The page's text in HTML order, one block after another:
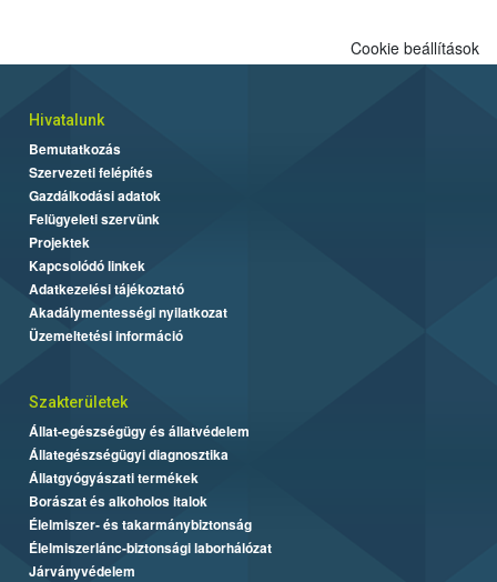
Cookie beállítások
Hivatalunk
Bemutatkozás
Szervezeti felépítés
Gazdálkodási adatok
Felügyeleti szervünk
Projektek
Kapcsolódó linkek
Adatkezelési tájékoztató
Akadálymentességi nyilatkozat
Üzemeltetési információ
Szakterületek
Állat-egészségügy és állatvédelem
Állategészségügyi diagnosztika
Állatgyógyászati termékek
Borászat és alkoholos italok
Élelmiszer- és takarmánybiztonság
Élelmiszerlánc-biztonsági laborhálózat
Járványvédelem